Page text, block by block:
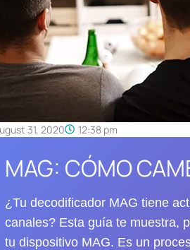
31, 2020 12:38 pm
MAG: CÓMO
¿Tu decodificador MAG tiene
canales? Esta guía te muestra,
tu dispositivo MAG. Es un